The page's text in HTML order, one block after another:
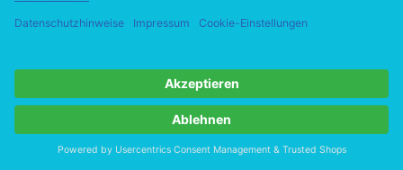
vernachlässigen. Sie ist vielmehr Voraussetzung für eine
Jakob Schissler und Gerhard Preyer bezeichnen das Konzept der
Bürgergesellschaft als „ideologisch und elitär“ (Schissler / Preyer
2000: 82). Es besteht die Gefahr, die genannten Kategorien
hierarchisch zu betrachten und zu bewerten. Die Kategorien müssen
„entidealisiert, enthierarchisiert und ihres elitären Charakters
entkleidet – sozusagen demokratisiert werden.“ (Ebd.) Es ist daher